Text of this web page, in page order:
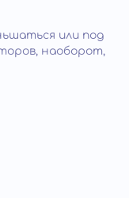
или под
наоборот,